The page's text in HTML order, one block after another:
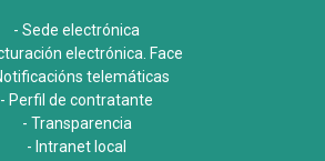
- Sede electrónica
electrónica. Face
telemáticas
- Perfil de contratante
- Transparencia
- Intranet local